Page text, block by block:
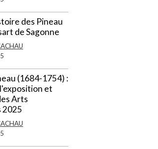
des Pineau
de Sagonne
(1684-1754) :
et
Arts
2025